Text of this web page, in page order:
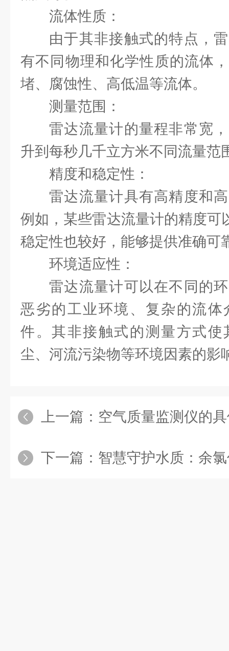
流体性质：
由于其非接触式的特点，
有不同物理和化学性质的流体
堵、腐蚀性、高低温等流体。
测量范围：
雷达流量计的量程非常宽
升到每秒几千立方米不同流量范
精度和稳定性：
雷达流量计具有高精度和
例如，某些雷达流量计的精度可
稳定性也较好，能够提供准确可
环境适应性：
雷达流量计可以在不同的
恶劣的工业环境、复杂的流体
件。其非接触式的测量方式使
尘、河流污染物等环境因素的影
上一篇： 空气质量监测仪的
下一篇： 智慧守护水质：余